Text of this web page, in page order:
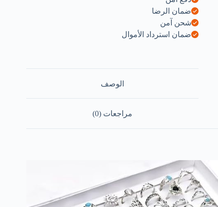
ضمان الرضا
شحن آمن
ضمان استرداد الأموال
الوصف
مراجعات (0)